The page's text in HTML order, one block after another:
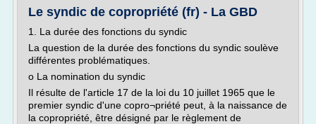
Le syndic de copropriété (fr) - La GBD
1. La durée des fonctions du syndic
La question de la durée des fonctions du syndic soulève
différentes problématiques.
o La nomination du syndic
Il résulte de l'article 17 de la loi du 10 juillet 1965 que le
premier syndic d'une copro¬priété peut, à la naissance de
la copropriété, être désigné par le règlement de